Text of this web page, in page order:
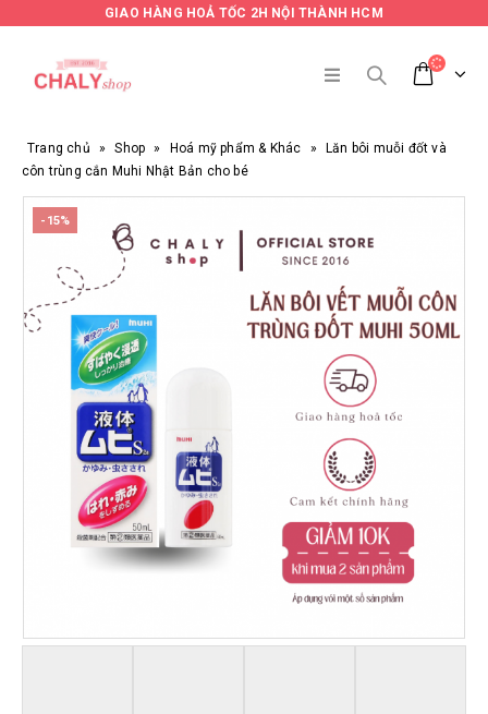
GIAO HÀNG HOẢ TỐC 2H NỘI THÀNH HCM
Trang chủ » Shop » Hoá mỹ phẩm & Khác »
Lăn bôi muỗi đốt và
côn trùng cắn Muhi Nhật Bản cho bé
-15%